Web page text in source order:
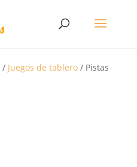
/ Juegos de tablero/ Pistas